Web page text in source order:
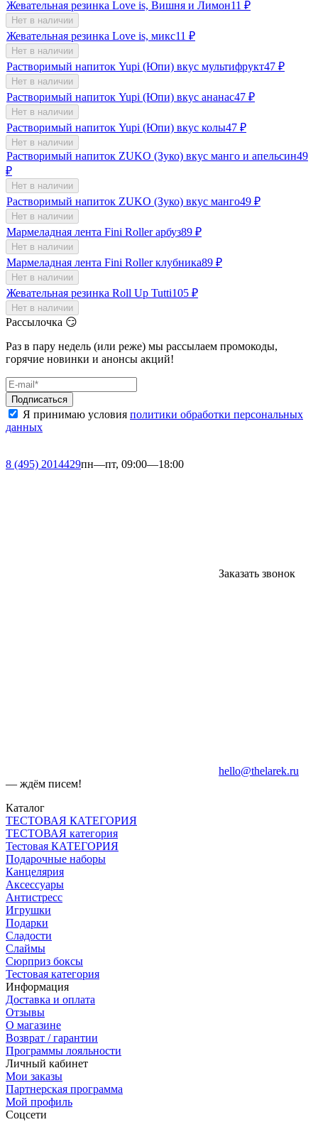
Жевательная резинка Love is, Вишня и Лимон11 ₽
Нет в наличии
Жевательная резинка Love is, микс11 ₽
Нет в наличии
Растворимый напиток Yupi (Юпи) вкус мультифрукт47 ₽
Нет в наличии
Растворимый напиток Yupi (Юпи) вкус ананас47 ₽
Нет в наличии
Растворимый напиток Yupi (Юпи) вкус колы47 ₽
Нет в наличии
Растворимый напиток ZUKO (Зуко) вкус манго и апельсин49
₽
Нет в наличии
Растворимый напиток ZUKO (Зуко) вкус манго49 ₽
Нет в наличии
Мармеладная лента Fini Roller арбуз89 ₽
Нет в наличии
Мармеладная лента Fini Roller клубника89 ₽
Нет в наличии
Жевательная резинка Roll Up Tutti105 ₽
Нет в наличии
Рассылочка 😏
Раз в пару недель (или реже) мы рассылаем промокоды,
горячие новинки и анонсы акций!
Я принимаю условия политики обработки персональных
данных
8 (495) 2014429пн—пт, 09:00—18:00
Заказать звонок
hello@thelarek.ru
— ждём писем!
Каталог
ТЕСТОВАЯ КАТЕГОРИЯ
ТЕСТОВАЯ категория
Тестовая КАТЕГОРИЯ
Подарочные наборы
Канцелярия
Аксессуары
Антистресс
Игрушки
Подарки
Сладости
Слаймы
Сюрприз боксы
Тестовая категория
Информация
Доставка и оплата
Отзывы
О магазине
Возврат / гарантии
Программы лояльности
Личный кабинет
Мои заказы
Партнерская программа
Мой профиль
Соцсети